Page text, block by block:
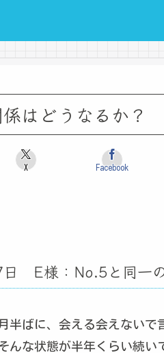
はどうなるか？
X Facebook
E様：No.5と同一
半ばに、会える会えない
んな状態が半年くらい続